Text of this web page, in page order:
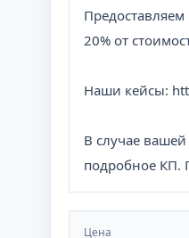
20% от
Наши кейсы:
В случае
подробное КП.
Цена